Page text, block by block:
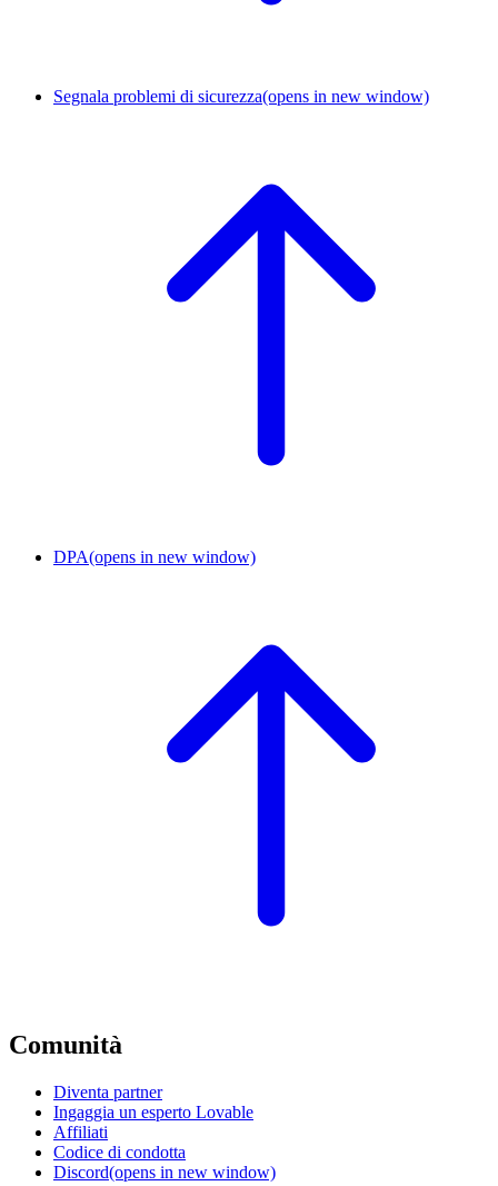
Segnala problemi di sicurezza(opens in new window)
DPA(opens in new window)
Comunità
Diventa partner
Ingaggia un esperto Lovable
Affiliati
Codice di condotta
Discord(opens in new window)